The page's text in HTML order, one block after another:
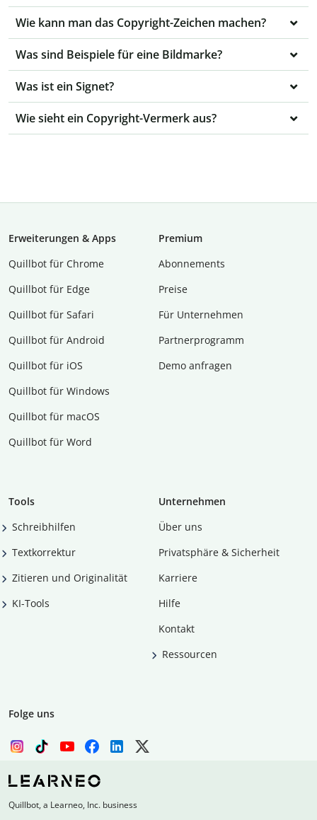
Wie kann man das Copyright-Zeichen machen?
Was sind Beispiele für eine Bildmarke?
Was ist ein Signet?
Wie sieht ein Copyright-Vermerk aus?
Erweiterungen & Apps
Quillbot für Chrome
Quillbot für Edge
Quillbot für Safari
Quillbot für Android
Quillbot für iOS
Quillbot für Windows
Quillbot für macOS
Quillbot für Word
Premium
Abon­ne­ments
Preise
Für Unternehmen
Partnerprogramm
Demo anfragen
Tools
Schreibhilfen
Textkorrektur
Zitieren und Originalität
KI-Tools
Unternehmen
Über uns
Privatsphäre & Sicherheit
Karriere
Hilfe
Kontakt
Ressourcen
Folge uns
Quillbot, a Learneo, Inc. business